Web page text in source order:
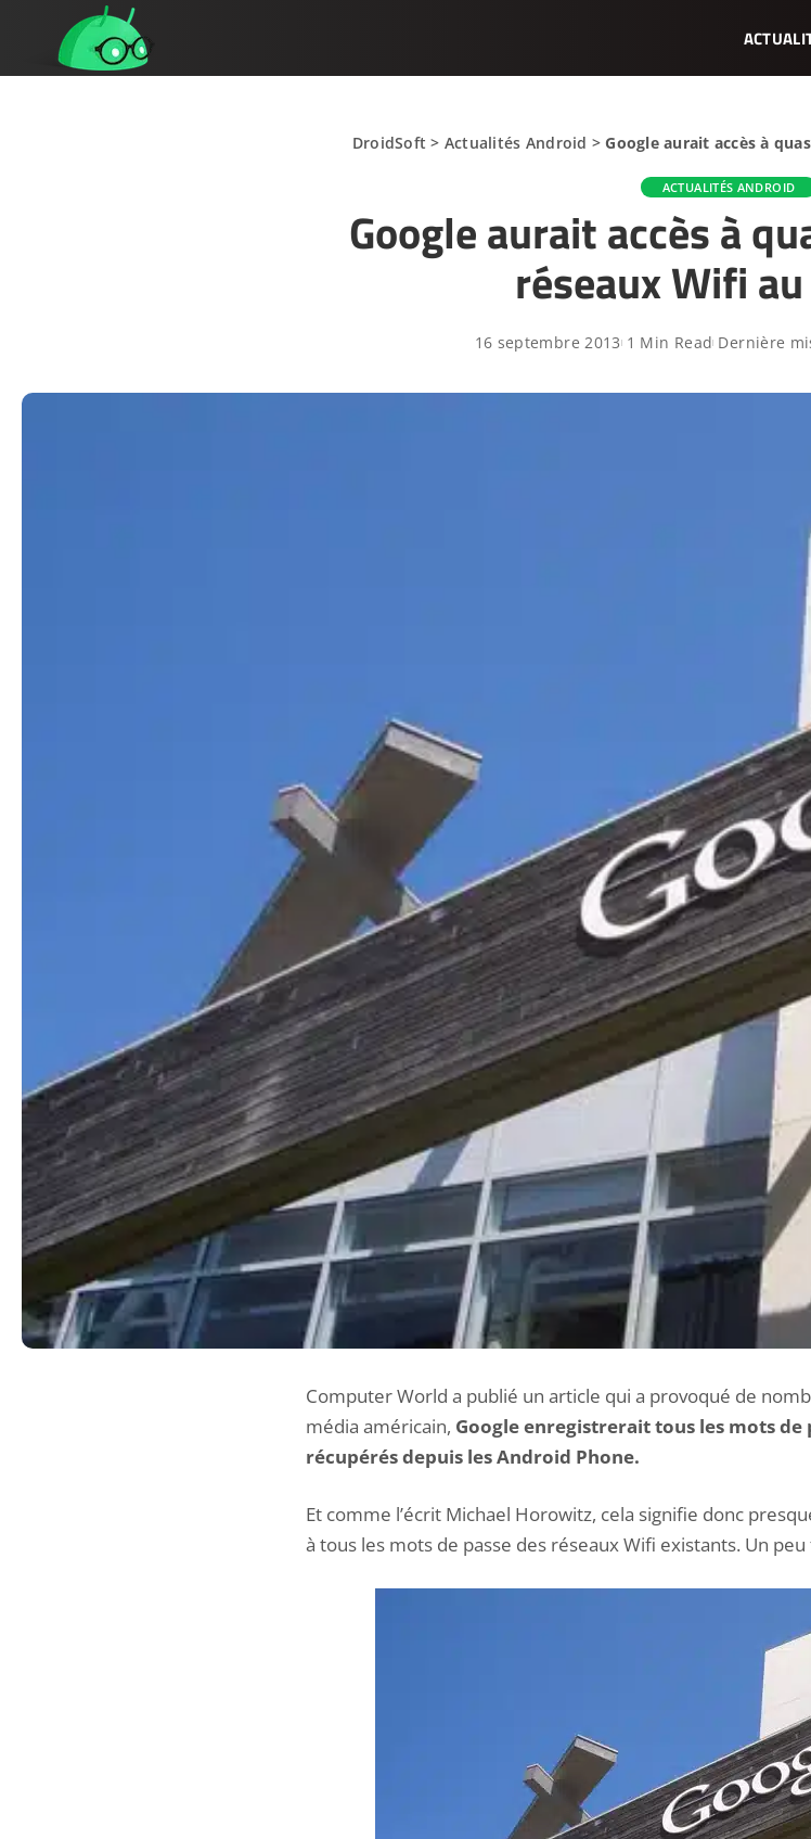
DroidSoft > Actualités Android >Google aurait accès à
ACTUALITÉS ANDROID
Google aurait accès à
réseaux Wifi
16 septembre 2013 1 Min Read Dernière
Computer World a publié un article qui a provoqué de
média américain, Google enregistrerait tous les mots de
récupérés depuis les Android Phone.
Et comme l’écrit Michael Horowitz, cela signifie donc
à tous les mots de passe des réseaux Wifi existants. Un